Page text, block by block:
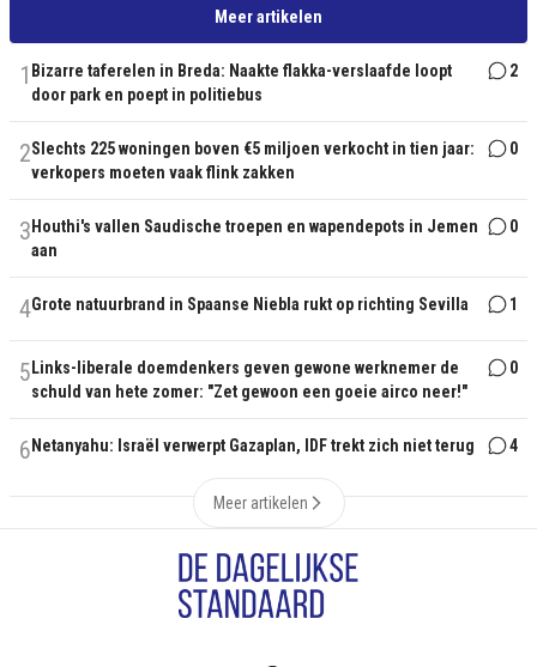
Meer artikelen
1 Bizarre taferelen in Breda: Naakte flakka-verslaafde loopt
door park en poept in politiebus
2
2Slechts 225 woningen boven €5 miljoen verkocht in tien jaar:
verkopers moeten vaak flink zakken
0
3 Houthi's vallen Saudische troepen en wapendepots in Jemen
aan
0
4Grote natuurbrand in Spaanse Niebla rukt op richting Sevilla 1
5 Links-liberale doemdenkers geven gewone werknemer de
schuld van hete zomer: "Zet gewoon een goeie airco neer!"
0
6 Netanyahu: Israël verwerpt Gazaplan, IDF trekt zich niet terug 4
Meer artikelen